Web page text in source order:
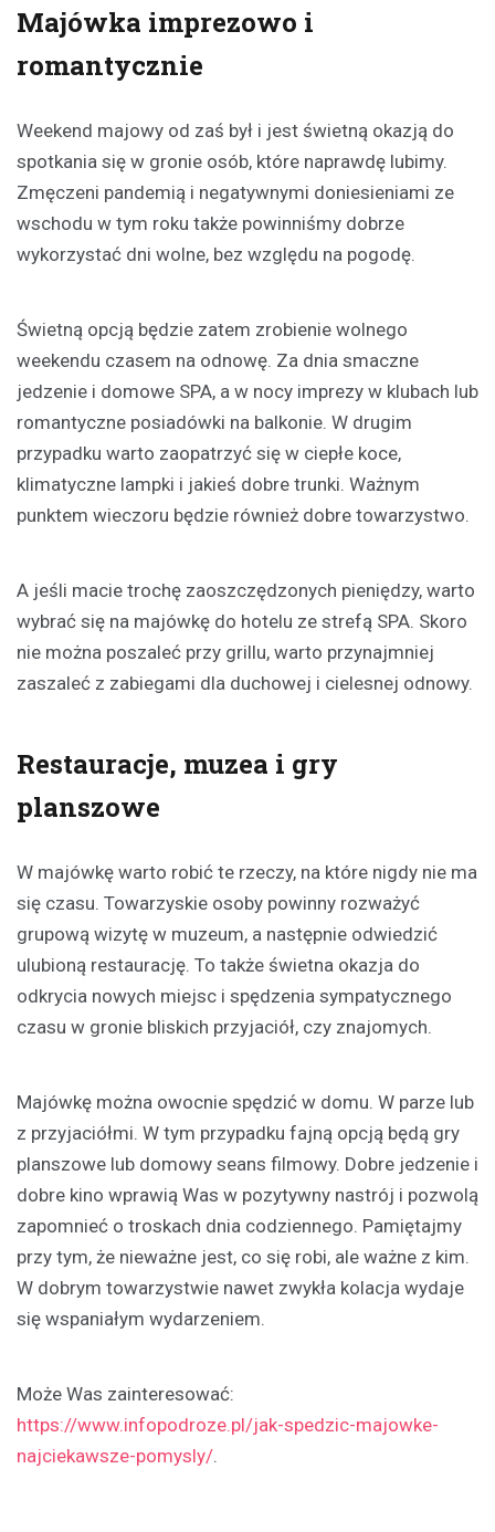
Majówka imprezowo i
romantycznie
Weekend majowy od zaś był i jest świetną okazją do
spotkania się w gronie osób, które naprawdę lubimy.
Zmęczeni pandemią i negatywnymi doniesieniami ze
wschodu w tym roku także powinniśmy dobrze
wykorzystać dni wolne, bez względu na pogodę.
Świetną opcją będzie zatem zrobienie wolnego
weekendu czasem na odnowę. Za dnia smaczne
jedzenie i domowe SPA, a w nocy imprezy w klubach lub
romantyczne posiadówki na balkonie. W drugim
przypadku warto zaopatrzyć się w ciepłe koce,
klimatyczne lampki i jakieś dobre trunki. Ważnym
punktem wieczoru będzie również dobre towarzystwo.
A jeśli macie trochę zaoszczędzonych pieniędzy, warto
wybrać się na majówkę do hotelu ze strefą SPA. Skoro
nie można poszaleć przy grillu, warto przynajmniej
zaszaleć z zabiegami dla duchowej i cielesnej odnowy.
Restauracje, muzea i gry
planszowe
W majówkę warto robić te rzeczy, na które nigdy nie ma
się czasu. Towarzyskie osoby powinny rozważyć
grupową wizytę w muzeum, a następnie odwiedzić
ulubioną restaurację. To także świetna okazja do
odkrycia nowych miejsc i spędzenia sympatycznego
czasu w gronie bliskich przyjaciół, czy znajomych.
Majówkę można owocnie spędzić w domu. W parze lub
z przyjaciółmi. W tym przypadku fajną opcją będą gry
planszowe lub domowy seans filmowy. Dobre jedzenie i
dobre kino wprawią Was w pozytywny nastrój i pozwolą
zapomnieć o troskach dnia codziennego. Pamiętajmy
przy tym, że nieważne jest, co się robi, ale ważne z kim.
W dobrym towarzystwie nawet zwykła kolacja wydaje
się wspaniałym wydarzeniem.
Może Was zainteresować:
https://www.infopodroze.pl/jak-spedzic-majowke-
najciekawsze-pomysly/.